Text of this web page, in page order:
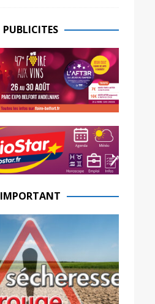
PUBLICITES
IMPORTANT